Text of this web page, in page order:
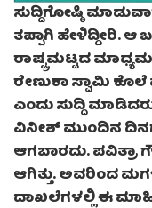
ಸುದ್ದಿಗೋಷ್ಠಿ
ತಪ್ಪಾಗಿ ಹೇಳಿದ್ದೀರಿ. ಆ
ರಾಷ್ಟ್ರಮಟ್ಟದ
ರೇಣುಕಾ ಸ್ವಾಮಿ
ಎಂದು ಸುದ್ದಿ
ವಿನೀಶ್ ಮುಂದಿನ
ಆಗಬಾರದು.
ಆಗಿತ್ತು. ಅವರಿಂದ
ದಾಖಲೆಗಳಲ್ಲಿ ಈ